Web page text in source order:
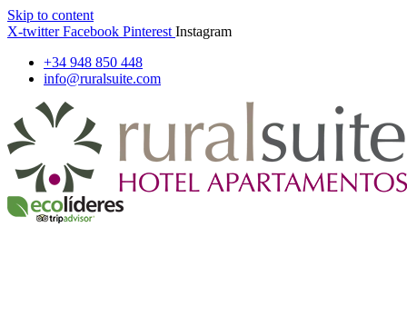
Skip to content
X-twitter Facebook Pinterest Instagram
+34 948 850 448
info@ruralsuite.com